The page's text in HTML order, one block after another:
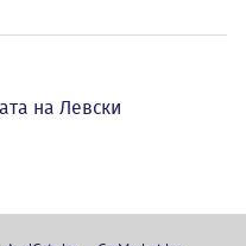
на Левски